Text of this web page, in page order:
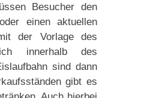
Besucher den
einen aktuellen
der Vorlage des
innerhalb des
sind dann
gibt es